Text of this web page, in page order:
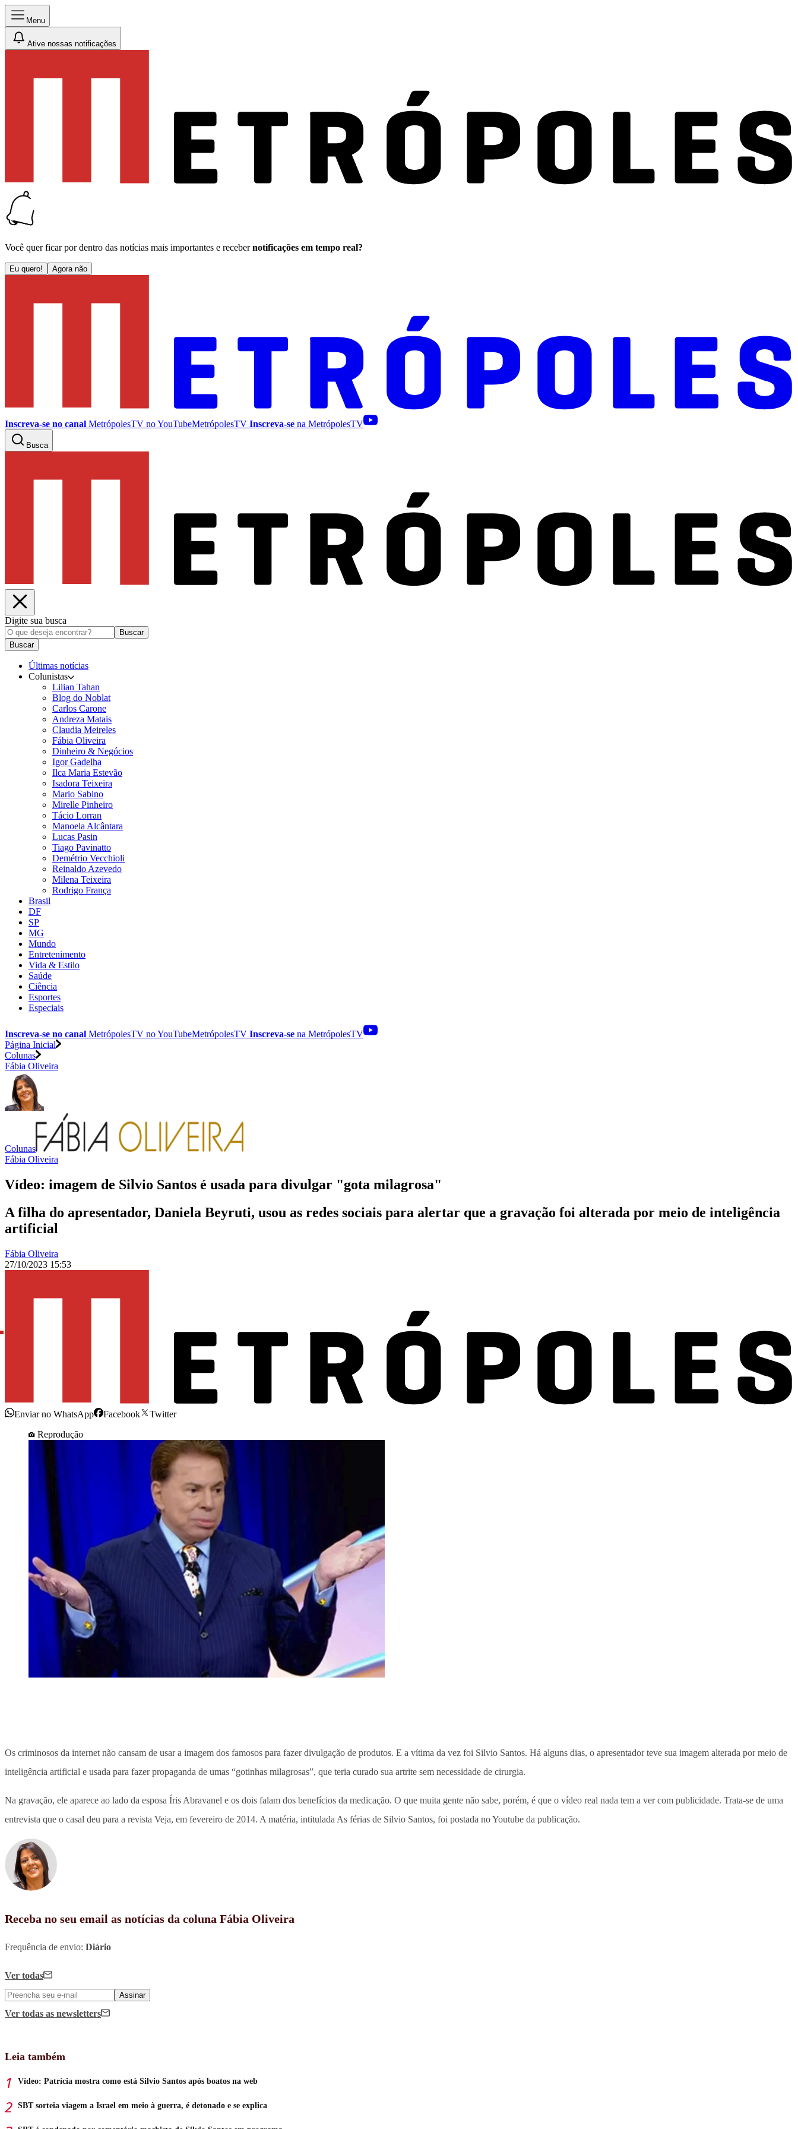
Menu
Ative nossas notificações
Você quer ficar por dentro das notícias mais importantes e receber notificações em tempo real?
Eu quero! Agora não
Inscreva-se no canal MetrópolesTV noYouTubeMetrópolesTV Inscreva-se na MetrópolesTV
Busca
Digite sua busca
Buscar
Buscar
Últimas notícias
Colunistas
Lilian Tahan
Blog do Noblat
Carlos Carone
Andreza Matais
Claudia Meireles
Fábia Oliveira
Dinheiro & Negócios
Igor Gadelha
Ilca Maria Estevão
Isadora Teixeira
Mario Sabino
Mirelle Pinheiro
Tácio Lorran
Manoela Alcântara
Lucas Pasin
Tiago Pavinatto
Demétrio Vecchioli
Reinaldo Azevedo
Milena Teixeira
Rodrigo França
Brasil
DF
SP
MG
Mundo
Entretenimento
Vida & Estilo
Saúde
Ciência
Esportes
Especiais
Inscreva-se no canal MetrópolesTV noYouTubeMetrópolesTV Inscreva-se na MetrópolesTV
Página Inicial
Colunas
Fábia Oliveira
Colunas
Fábia Oliveira
Vídeo: imagem de Silvio Santos é usada para divulgar "gota milagrosa"
A filha do apresentador, Daniela Beyruti, usou as redes sociais para alertar que a gravação foi alterada por meio de inteligência
artificial
Fábia Oliveira
27/10/2023 15:53
Enviar no WhatsApp Facebook
Twitter
Reprodução
Os criminosos da internet não cansam de usar a imagem dos famosos para fazer divulgação de produtos. E a vítima da vez foi Silvio Santos. Há alguns dias, o apresentador teve sua imagem alterada por meio de
inteligência artificial e usada para fazer propaganda de umas “gotinhas milagrosas”, que teria curado sua artrite sem necessidade de cirurgia.
Na gravação, ele aparece ao lado da esposa Íris Abravanel e os dois falam dos benefícios da medicação. O que muita gente não sabe, porém, é que o vídeo real nada tem a ver com publicidade. Trata-se de uma
entrevista que o casal deu para a revista Veja, em fevereiro de 2014. A matéria, intitulada As férias de Silvio Santos, foi postada no Youtube da publicação.
Receba no seu email as notícias da coluna Fábia Oliveira
Frequência de envio: Diário
Ver todas
Assinar
Ver todas as newsletters
Leia também
Vídeo: Patrícia mostra como está Silvio Santos após boatos na web
SBT sorteia viagem a Israel em meio à guerra, é detonado e se explica